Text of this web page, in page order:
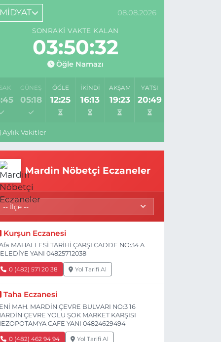
MİDYAT 08.08.2026
SONRAKI VAKTE KALAN
03:50:32
Öğle Namazı
GÜNEŞ
05:18
ÖĞLE
12:25
İKINDI
16:13
AKŞAM
19:23
YATSI
20:49
Aylık Vakitler
Mardin Nöbetçi Eczaneler
Kurşun Eczanesi
MAHALLESİ TARİHİ ÇARŞI CADDE NO:34 A
YANI 04825712038
0 (482) 571 20 38 Yol Tarifi Al
Taha Eczanesi
MAH. MARDİN ÇEVRE BULVARI NO:3 16
ÇEVRE YOLU ŞOK MARKET KARŞISI
CAFE YANI 04824629494
0 (482) 462 94 94 Yol Tarifi Al